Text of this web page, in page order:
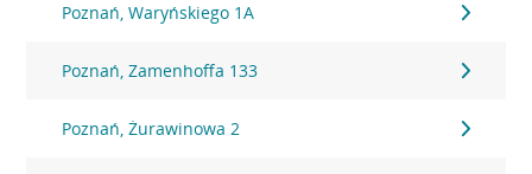
Poznań, Waryńskiego 1A
Poznań, Zamenhoffa 133
Poznań, Żurawinowa 2